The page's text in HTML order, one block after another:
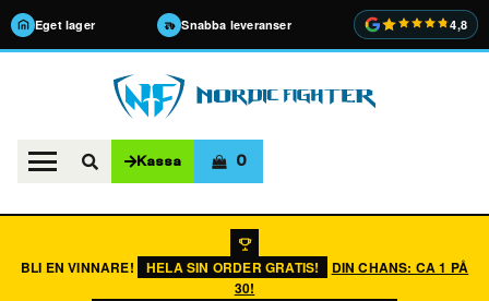
Eget lager Snabba leveranser 4,8
Kassa 0
BLI EN VINNARE! HELA SIN ORDER GRATIS!
DIN CHANS: CA 1 PÅ
30!